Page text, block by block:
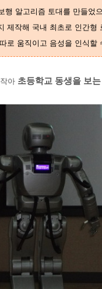
알고리즘 토대를 만들었
제작해 국내 최초로 인간형
로 움직이고 음성을 인식할
아초등학교 동생을 보는